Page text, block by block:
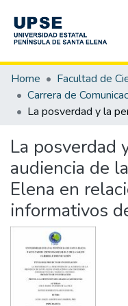
Communities &
All of DSpace
Statistics
Home
Carrera de
La posverdad
audiencia de
Elena en
informativos